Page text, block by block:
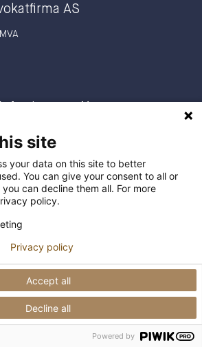
AS
Solli
00
site
your data on this site to better
You can give your consent to all or
can decline them all. For more
policy.
Accept all
Decline all
Privacy policy
Powered by